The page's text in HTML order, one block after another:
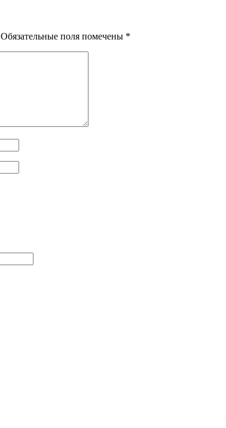
Обязательные поля помечены *